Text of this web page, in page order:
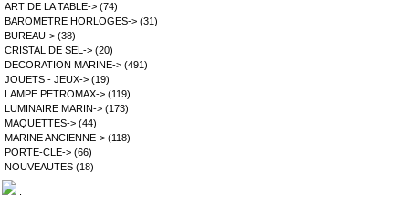
ART DE LA TABLE-> (74)
BAROMETRE HORLOGES-> (31)
BUREAU-> (38)
CRISTAL DE SEL-> (20)
DECORATION MARINE-> (491)
JOUETS - JEUX-> (19)
LAMPE PETROMAX-> (119)
LUMINAIRE MARIN-> (173)
MAQUETTES-> (44)
MARINE ANCIENNE-> (118)
PORTE-CLE-> (66)
NOUVEAUTES (18)